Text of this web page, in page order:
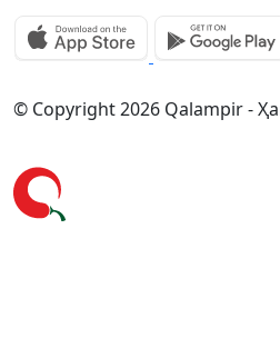
© Copyright 2026 Qalampir -